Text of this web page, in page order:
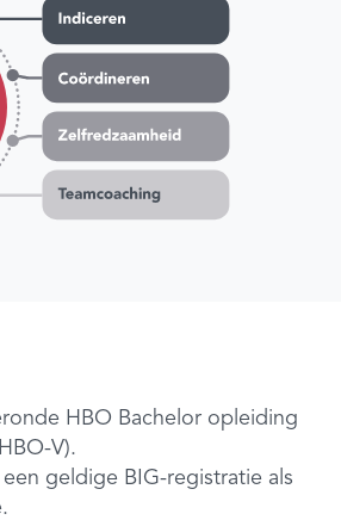
HBO Bachelor opleiding
V).
geldige BIG-registratie als